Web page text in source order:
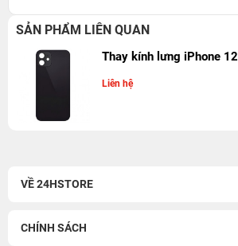
SẢN PHẨM LIÊN QUAN
Thay kính lưng iPhone 12
Liên hệ
VỀ 24HSTORE
CHÍNH SÁCH